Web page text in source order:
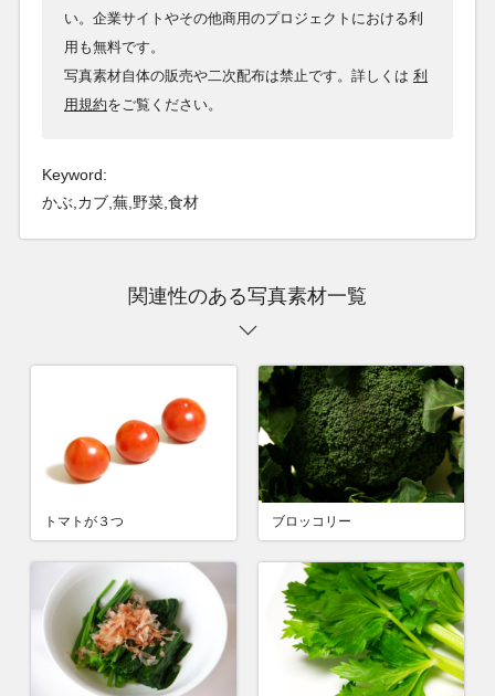
い。企業サイトやその他商用のプロジェクトにおける利
用も無料です。
写真素材自体の販売や二次配布は禁止です。詳しくは 利
用規約をご覧ください。
Keyword:
かぶ,カブ,蕪,野菜,食材
関連性のある写真素材一覧
トマトが３つ ブロッコリー